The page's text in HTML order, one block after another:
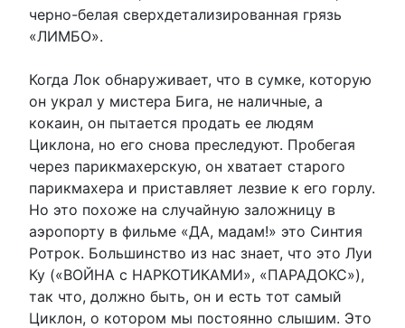
черно-белая сверхдетализированная грязь
«ЛИМБО».
Когда Лок обнаруживает, что в сумке, которую
он украл у мистера Бига, не наличные, а
кокаин, он пытается продать ее людям
Циклона, но его снова преследуют. Пробегая
через парикмахерскую, он хватает старого
парикмахера и приставляет лезвие к его горлу.
Но это похоже на случайную заложницу в
аэропорту в фильме «ДА, мадам!» это Синтия
Ротрок. Большинство из нас знает, что это Луи
Ку («ВОЙНА с НАРКОТИКАМИ», «ПАРАДОКС»),
так что, должно быть, он и есть тот самый
Циклон, о котором мы постоянно слышим. Это